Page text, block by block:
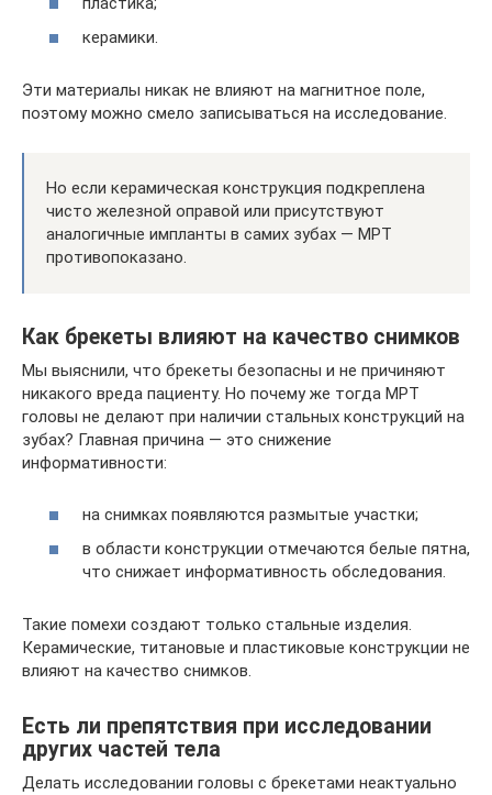
керамики.
Эти материалы никак не влияют на магнитное поле,
поэтому можно смело записываться на исследование.
Но если керамическая конструкция подкреплена
чисто железной оправой или присутствуют
аналогичные импланты в самих зубах — МРТ
противопоказано.
Как брекеты влияют на качество снимков
Мы выяснили, что брекеты безопасны и не причиняют
никакого вреда пациенту. Но почему же тогда МРТ
головы не делают при наличии стальных конструкций на
зубах? Главная причина — это снижение
информативности:
на снимках появляются размытые участки;
в области конструкции отмечаются белые пятна,
что снижает информативность обследования.
Такие помехи создают только стальные изделия.
Керамические, титановые и пластиковые конструкции не
влияют на качество снимков.
Есть ли препятствия при исследовании
других частей тела
Делать исследовании головы с брекетами неактуально